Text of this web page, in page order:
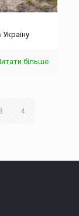
Україну
більше
4